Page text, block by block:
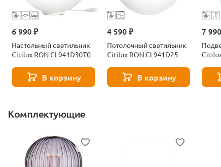
6 990 ₽
Настольный светильник
Citilux RON CL941D30T0
В корзину
4 590 ₽
Потолочный светильник
Citilux RON CL941D25
В корзину
7
Комплектующие